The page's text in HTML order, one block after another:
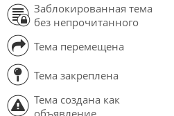
Заблокированная тема
без непрочитанного
Тема перемещена
Тема закреплена
Тема создана как
объявление